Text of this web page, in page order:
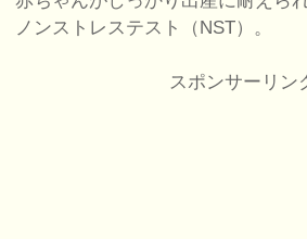
ノンストレステスト（NST）。
スポンサーリン